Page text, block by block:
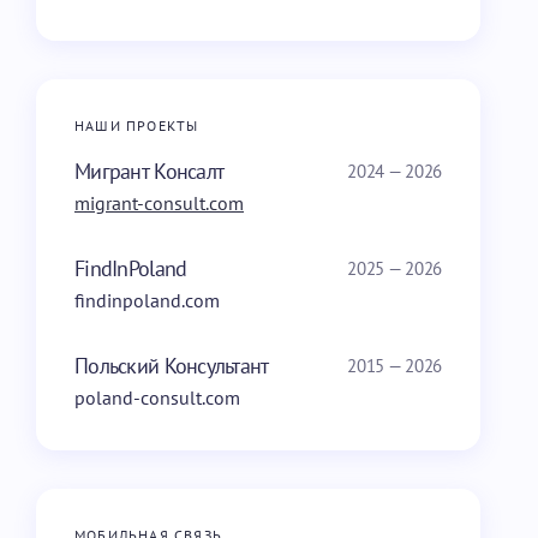
НАШИ ПРОЕКТЫ
Мигрант Консалт 2024 — 2026
migrant-consult.com
FindInPoland 2025 — 2026
findinpoland.com
Польский Консультант 2015 — 2026
poland-consult.com